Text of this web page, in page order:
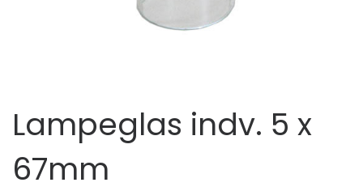
Lampeglas indv. 5 x
67mm